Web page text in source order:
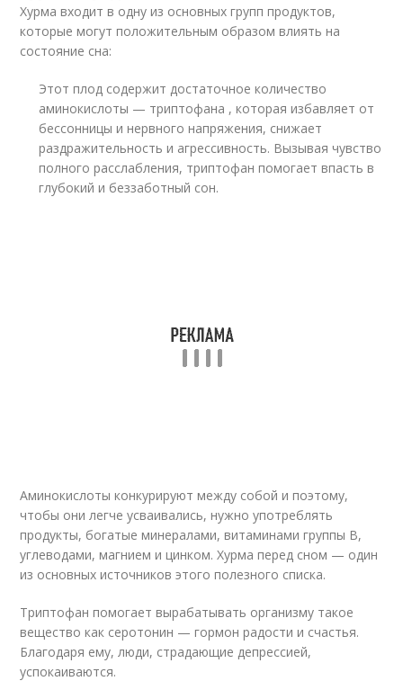
Хурма входит в одну из основных групп продуктов,
которые могут положительным образом влиять на
состояние сна:
Этот плод содержит достаточное количество
аминокислоты — триптофана , которая избавляет от
бессонницы и нервного напряжения, снижает
раздражительность и агрессивность. Вызывая чувство
полного расслабления, триптофан помогает впасть в
глубокий и беззаботный сон.
Аминокислоты конкурируют между собой и поэтому,
чтобы они легче усваивались, нужно употреблять
продукты, богатые минералами, витаминами группы В,
углеводами, магнием и цинком. Хурма перед сном — один
из основных источников этого полезного списка.
Триптофан помогает вырабатывать организму такое
вещество как серотонин — гормон радости и счастья.
Благодаря ему, люди, страдающие депрессией,
успокаиваются.